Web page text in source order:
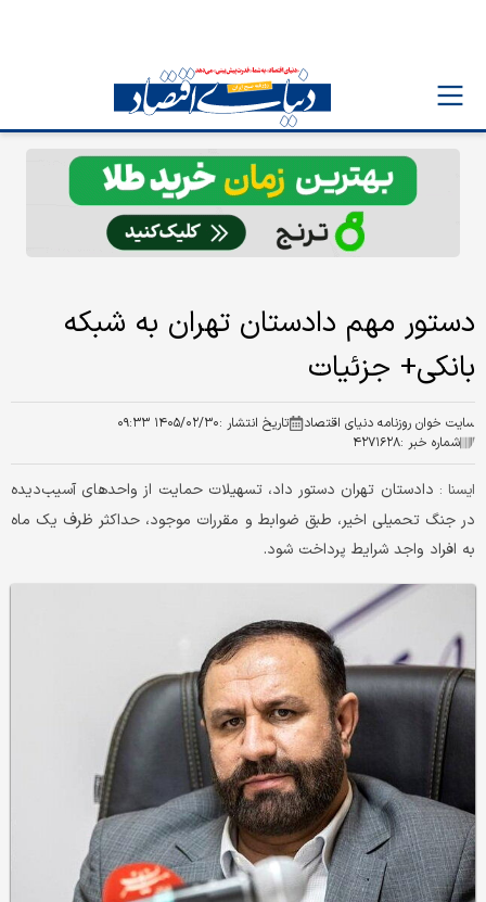
دستور مهم دادستان تهران به شبکه
بانکی+ جزئیات
سایت خوان روزنامه دنیای اقتصاد تاریخ انتشار :۱۴۰۵/۰۲/۳۰ ۰۹:۳۳
شماره خبر :۴۲۷۱۶۲۸
ايسنا : دادستان تهران دستور داد، تسهیلات حمایت از واحدهای آسیب‌دیده
در جنگ تحمیلی اخیر، طبق ضوابط و مقررات موجود، حداکثر ظرف یک ماه
به افراد واجد شرایط پرداخت شود.